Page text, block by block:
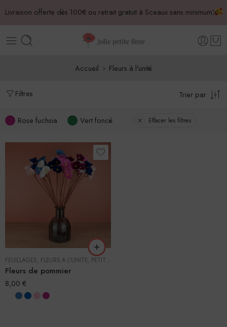
Livraison offerte dès 100€ ou retrait gratuit à Sceaux sans minimum
Accueil Fleurs à l'unité
Filtres Trier par
Rose fuchsia Vert foncé Effacer les filtres
FEUILLAGES FLEURS À L'UNITÉ PETITES FLEURS
Fleurs de pommier
8,00 €